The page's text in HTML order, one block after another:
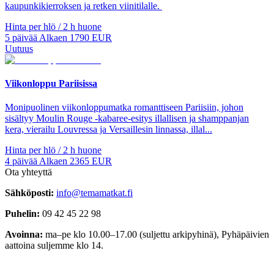
kaupunkikierroksen ja retken viinitilalle.
Hinta per hlö / 2 h huone
5 päivää Alkaen 1790 EUR
Uutuus
Viikonloppu Pariisissa
Monipuolinen viikonloppumatka romanttiseen Pariisiin, johon
sisältyy Moulin Rouge -kabaree-esitys illallisen ja shamppanjan
kera, vierailu Louvressa ja Versaillesin linnassa, illal...
Hinta per hlö / 2 h huone
4 päivää Alkaen 2365 EUR
Ota yhteyttä
Sähköposti: info@temamatkat.fi
Puhelin: 09 42 45 22 98
Avoinna: ma–pe klo 10.00–17.00 (suljettu arkipyhinä), Pyhäpäivien
aattoina suljemme klo 14.